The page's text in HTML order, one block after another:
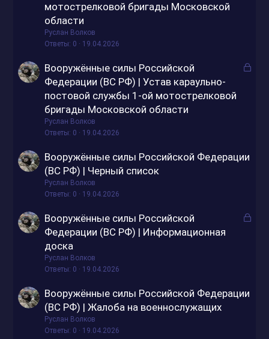
мотострелковой бригады Московской
области
Руслан Волков
Ответы 0 19.04.2026
З
Вооружённые силы Российской
Федерации (ВС РФ) | Устав караульно-
постовой службы 1-ой мотострелковой
бригады Московской области
Руслан Волков
Ответы 0 19.04.2026
Вооружённые силы Российской Федерации
(ВС РФ) | Черный список
Руслан Волков
Ответы 0 19.04.2026
З
Вооружённые силы Российской
Федерации (ВС РФ) | Информационная
доска
Руслан Волков
Ответы 0 19.04.2026
Вооружённые силы Российской Федерации
(ВС РФ) | Жалоба на военнослужащих
Руслан Волков
Ответы 0 19.04.2026